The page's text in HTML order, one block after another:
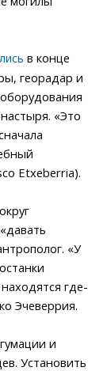
в конце
георадар и
«Это
Etxeberria).
«У
где-
Эчеверрия.
и
Установить